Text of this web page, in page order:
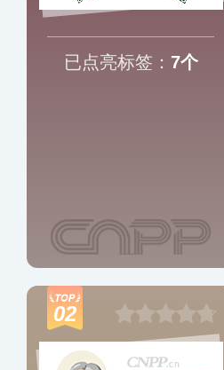
已点亮标签： 7个
02